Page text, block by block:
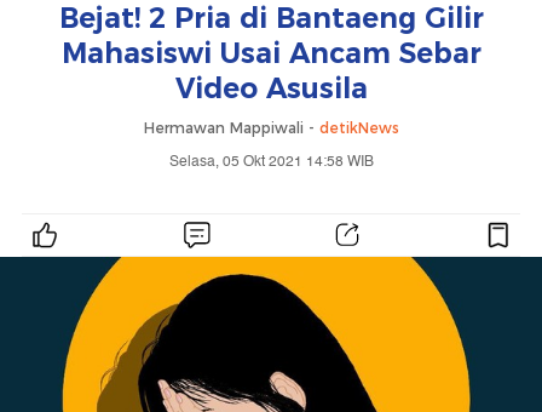
Bejat! 2 Pria di Bantaeng Gilir
Mahasiswi Usai Ancam Sebar
Video Asusila
Hermawan Mappiwali - detikNews
Selasa, 05 Okt 2021 14:58 WIB